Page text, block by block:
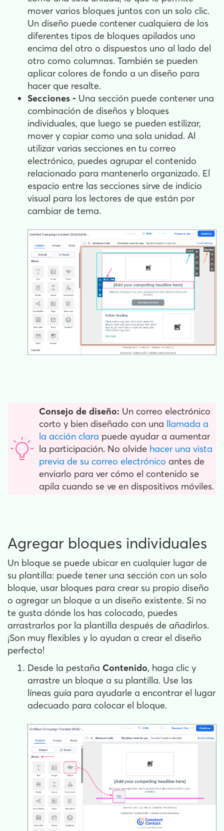
mover varios bloques juntos con un solo clic.
Un diseño puede contener cualquiera de los
diferentes tipos de bloques apilados uno
encima del otro o dispuestos uno al lado del
otro como columnas. También se pueden
aplicar colores de fondo a un diseño para
hacer que resalte.
Secciones - Una sección puede contener una
combinación de diseños y bloques
individuales, que luego se pueden estilizar,
mover y copiar como una sola unidad. Al
utilizar varias secciones en tu correo
electrónico, puedes agrupar el contenido
relacionado para mantenerlo organizado. El
espacio entre las secciones sirve de indicio
visual para los lectores de que están por
cambiar de tema.
Consejo de diseño: Un correo electrónico
corto y bien diseñado con una llamada a
la acción clara puede ayudar a aumentar
la participación. No olvide hacer una vista
previa de su correo electrónico antes de
enviarlo para ver cómo el contenido se
apila cuando se ve en dispositivos móviles.
Agregar bloques individuales
Un bloque se puede ubicar en cualquier lugar de
su plantilla: puede tener una sección con un solo
bloque, usar bloques para crear su propio diseño
o agregar un bloque a un diseño existente. Si no
te gusta dónde los has colocado, puedes
arrastrarlos por la plantilla después de añadirlos.
¡Son muy flexibles y lo ayudan a crear el diseño
perfecto!
Desde la pestaña Contenido, haga clic y
arrastre un bloque a su plantilla. Use las
líneas guía para ayudarle a encontrar el lugar
adecuado para colocar el bloque.